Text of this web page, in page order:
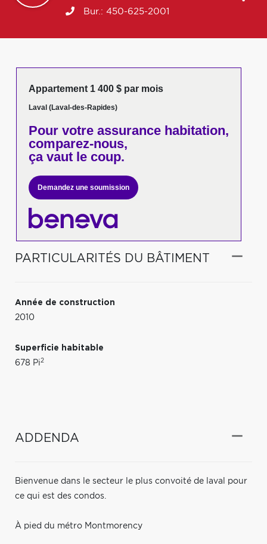
Bur.: 450-625-2001
Appartement 1 400 $ par mois
Laval (Laval-des-Rapides)
Pour votreassurance habitation,
comparez-nous,
ça vaut le coup.
Demandez une soumission
PARTICULARITÉS DU BÂTIMENT
Année de construction
2010
Superficie habitable
678 Pi2
ADDENDA
Bienvenue dans le secteur le plus convoité de laval pour
ce qui est des condos.
À pied du métro Montmorency